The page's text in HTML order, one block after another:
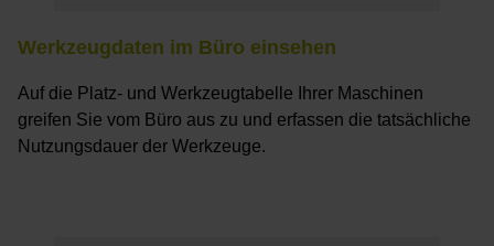
Werkzeugdaten im Büro einsehen
Auf die Platz- und Werkzeugtabelle Ihrer Maschinen
greifen Sie vom Büro aus zu und erfassen die tatsächliche
Nutzungsdauer der Werkzeuge.